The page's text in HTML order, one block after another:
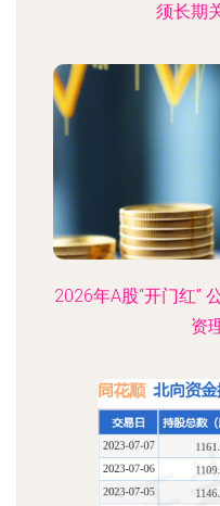
须长期
2026年A股“开门红”
资